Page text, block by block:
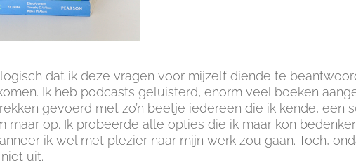
dat ik deze vragen voor mijzelf diende te
Ik heb podcasts geluisterd, enorm veel boeken
gevoerd met zo’n beetje iedereen die ik kende, een
maar op. Ik probeerde alle opties die ik maar kon
ik wel met plezier naar mijn werk zou gaan. Toch,
uit.